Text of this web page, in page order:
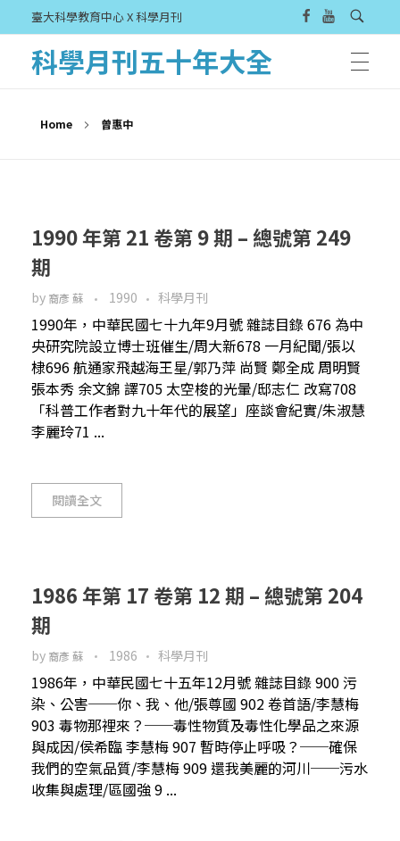
臺大科學教育中心 X 科學月刊
科學月刊五十年大全
Home 曾惠中
1990 年第 21 卷第 9 期 – 總號第 249
期
by 裔彥 蘇 1990 科學月刊
1990年，中華民國七十九年9月號 雜誌目錄 676 為中
央研究院設立博士班催生/周大新678 一月紀聞/張以
棣696 航通家飛越海王星/郭乃萍 尚賢 鄭全成 周明賢
張本秀 余文錦 譯705 太空梭的光暈/邸志仁 改寫708
「科普工作者對九十年代的展望」座談會紀實/朱淑慧
李麗玲71 ...
閱讀全文
1986 年第 17 卷第 12 期 – 總號第 204
期
by 裔彥 蘇 1986 科學月刊
1986年，中華民國七十五年12月號 雜誌目錄 900 污
染、公害──你、我、他/張尊國 902 卷首語/李慧梅
903 毒物那裡來？──毒性物質及毒性化學品之來源
與成因/侯希臨 李慧梅 907 暫時停止呼吸？──確保
我們的空氣品質/李慧梅 909 還我美麗的河川──污水
收集與處理/區國強 9 ...